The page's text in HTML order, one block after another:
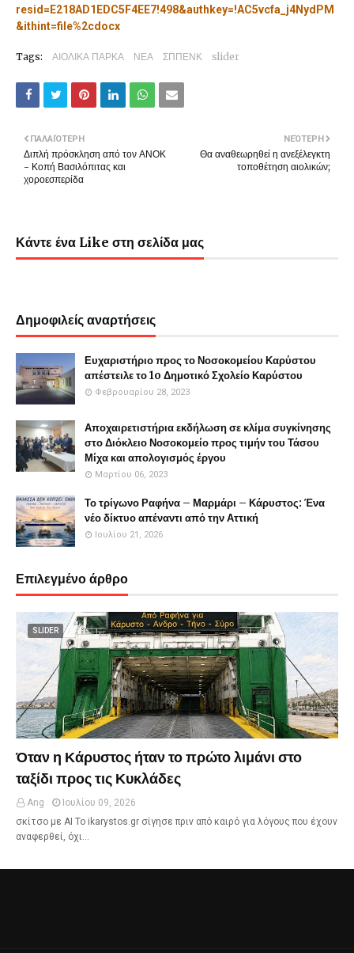
resid=E218AD1EDC5F4EE7!498&authkey=!AC5vcfa_j4NydPM
&ithint=file%2cdocx
Tags: ΑΙΟΛΙΚΑ ΠΑΡΚΑ ΝΕΑ ΣΠΠΕΝΚ slider
ΝΕΌΤΕΡΗ
Θα αναθεωρηθεί η ανεξέλεγκτη
τοποθέτηση αιολικών;
ΠΑΛΑΙΌΤΕΡΗ
Διπλή πρόσκληση από τον ΑΝΟΚ
- Κοπή Βασιλόπιτας και
χοροεσπερίδα
Κάντε ένα Like στη σελίδα μας
Δημοφιλείς αναρτήσεις
Ευχαριστήριο προς το Νοσοκομείου Καρύστου
απέστειλε το 1o Δημοτικό Σχολείο Καρύστου
Φεβρουαρίου 28, 2023
Αποχαιρετιστήρια εκδήλωση σε κλίμα συγκίνησης
στο Διόκλειο Νοσοκομείο προς τιμήν του Τάσου
Μίχα και απολογισμός έργου
Μαρτίου 06, 2023
Το τρίγωνο Ραφήνα – Μαρμάρι – Κάρυστος: Ένα
νέο δίκτυο απέναντι από την Αττική
Ιουλίου 21, 2026
Επιλεγμένο άρθρο
SLIDER
Όταν η Κάρυστος ήταν το πρώτο λιμάνι στο
ταξίδι προς τις Κυκλάδες
Ang
Ιουλίου 09, 2026
σκίτσο με ΑΙ Το ikarystos.gr σίγησε πριν από καιρό για λόγους που έχουν
αναφερθεί, όχι…